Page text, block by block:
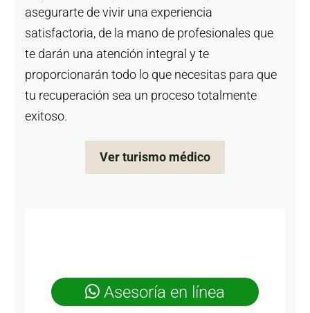
asegurarte de vivir una experiencia
satisfactoria, de la mano de profesionales que
te darán una atención integral y te
proporcionarán todo lo que necesitas para que
tu recuperación sea un proceso totalmente
exitoso.
Ver turismo médico
Asesoría en línea